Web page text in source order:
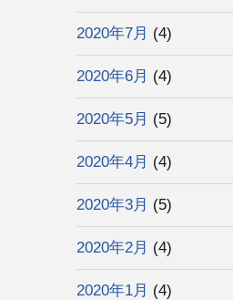
2020年7月 (4)
2020年6月 (4)
2020年5月 (5)
2020年4月 (4)
2020年3月 (5)
2020年2月 (4)
2020年1月 (4)